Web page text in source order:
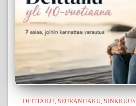
DEITTAILU SEURANHAKU SINKKUUS